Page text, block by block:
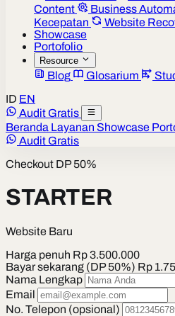
Content
Business
Kecepatan
Website
Showcase
Portofolio
Resource
Blog Glosarium
ID EN
Audit Gratis
Beranda Layanan Showcase
Audit Gratis
Checkout DP 50%
STARTER
Website Baru
Harga penuh Rp 3.500.000
Bayar sekarang (DP 50%) Rp
Nama Lengkap
Email
No. Telepon (opsional)